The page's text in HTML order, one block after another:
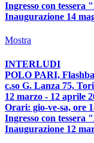
Ingresso con
Inaugurazione 14
Mostra
INTERLUDI
POLO PARI,
c.so G. Lanza 75,
12 marzo - 12 aprile
Orari: gio-ve-sa, ore
Ingresso con tessera
Inaugurazione 12